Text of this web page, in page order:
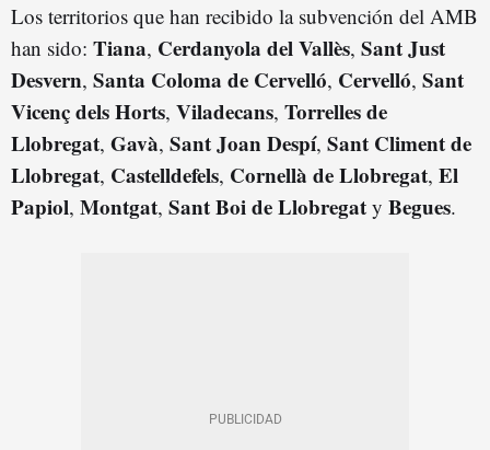
Los territorios que han recibido la subvención del AMB
han sido: Tiana, Cerdanyola del Vallès, Sant Just
Desvern, Santa Coloma de Cervelló, Cervelló, Sant
Vicenç dels Horts, Viladecans, Torrelles de
Llobregat, Gavà, Sant Joan Despí, Sant Climent de
Llobregat, Castelldefels, Cornellà de Llobregat, El
Papiol, Montgat, Sant Boi de Llobregat y Begues.